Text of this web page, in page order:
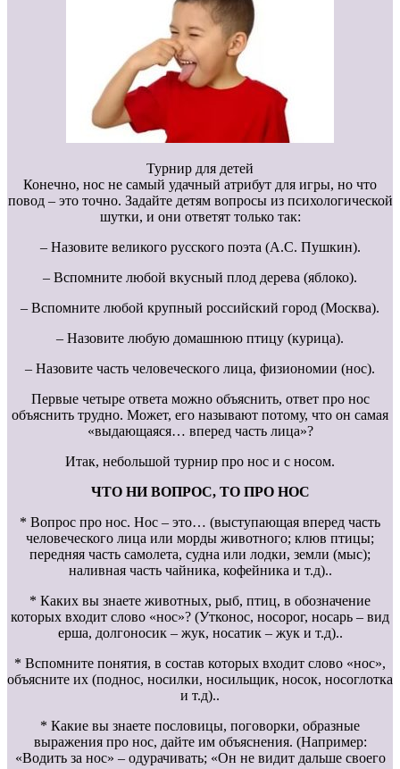
Турнир для детей
Конечно, нос не самый удачный атрибут для игры, но что
повод – это точно. Задайте детям вопросы из психологической
шутки, и они ответят только так:
– Назовите великого русского поэта (А.С. Пушкин).
– Вспомните любой вкусный плод дерева (яблоко).
– Вспомните любой крупный российский город (Москва).
– Назовите любую домашнюю птицу (курица).
– Назовите часть человеческого лица, физиономии (нос).
Первые четыре ответа можно объяснить, ответ про нос
объяснить трудно. Может, его называют потому, что он самая
«выдающаяся… вперед часть лица»?
Итак, небольшой турнир про нос и с носом.
ЧТО НИ ВОПРОС, ТО ПРО НОС
* Вопрос про нос. Нос – это… (выступающая вперед часть
человеческого лица или морды животного; клюв птицы;
передняя часть самолета, судна или лодки, земли (мыс);
наливная часть чайника, кофейника и т.д)..
* Каких вы знаете животных, рыб, птиц, в обозначение
которых входит слово «нос»? (Утконос, носорог, носарь – вид
ерша, долгоносик – жук, носатик – жук и т.д)..
* Вспомните понятия, в состав которых входит слово «нос»,
объясните их (поднос, носилки, носильщик, носок, носоглотка
и т.д)..
* Какие вы знаете пословицы, поговорки, образные
выражения про нос, дайте им объяснения. (Например:
«Водить за нос» – одурачивать; «Он не видит дальше своего